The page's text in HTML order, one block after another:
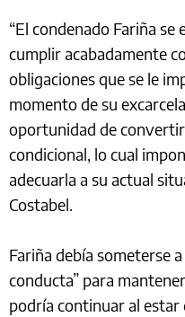
“El condenado Fariña
cumplir acabadamente
obligaciones que se le
momento de su
oportunidad de
condicional, lo cual
adecuarla a su actual
Costabel.
Fariña debía someterse
conducta” para
podría continuar al estar